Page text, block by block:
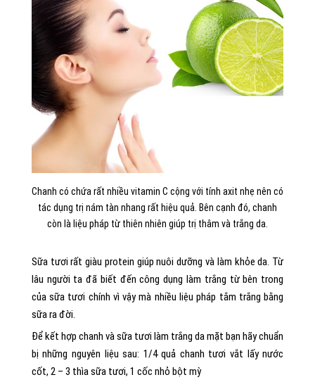
Chanh có chứa rất nhiều vitamin C cộng với tính axit nhẹ nên có
tác dụng trị nám tàn nhang rất hiệu quả. Bên cạnh đó, chanh
còn là liệu pháp từ thiên nhiên giúp trị thâm và trắng da.
Sữa tươi rất giàu protein giúp nuôi dưỡng và làm khỏe da. Từ
lâu người ta đã biết đến công dụng làm trắng từ bên trong
của sữa tươi chính vì vậy mà nhiều liệu pháp tắm trắng bằng
sữa ra đời.
Để kết hợp chanh và sữa tươi làm trắng da mặt bạn hãy chuẩn
bị những nguyên liệu sau: 1/4 quả chanh tươi vắt lấy nước
cốt, 2 – 3 thìa sữa tươi, 1 cốc nhỏ bột mỳ